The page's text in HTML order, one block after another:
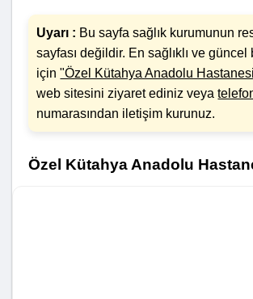
Uyarı : Bu sayfa sağlık kurumunun
sayfası değildir. En sağlıklı ve
için"Özel Kütahya Anadolu
web sitesini ziyaret ediniz veya
numarasından iletişim kurunuz.
Özel Kütahya Anadolu